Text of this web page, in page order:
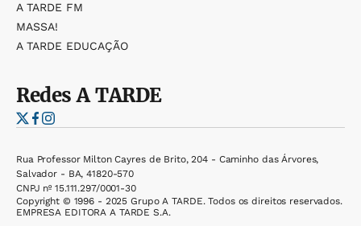
A TARDE FM
MASSA!
A TARDE EDUCAÇÃO
RedesA TARDE
Rua Professor Milton Cayres de Brito, 204 - Caminho das Árvores,
Salvador - BA, 41820-570
CNPJ nº 15.111.297/0001-30
Copyright © 1996 - 2025 Grupo A TARDE. Todos os direitos reservados.
EMPRESA EDITORA A TARDE S.A.